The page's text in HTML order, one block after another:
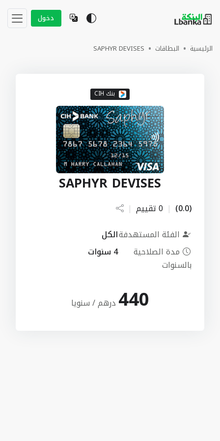
دخول
الرئيسية البطاقات SAPHYR DEVISES
بنك CIH
SAPHYR DEVISES
(0.0)
| 0 تقييم
|
الفئة المستهدفةالكل
مدة الصلاحية
بالسنوات
4 سنوات
440 درهم / سنويا